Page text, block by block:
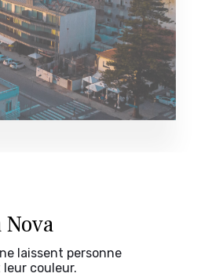
Nova
laissent personne
couleur.